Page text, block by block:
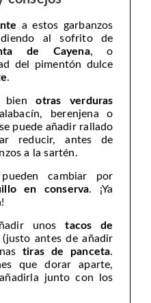
a estos garbanzos
al sofrito de
de Cayena, o
del pimentón dulce
.
bienotras verduras
berenjena o
puede añadir rallado
reducir, antes de
a la sartén.
cambiar por
en conserva. ¡Ya
unostacos de
antes de añadir
tiras de panceta.
que dorar aparte,
junto con los